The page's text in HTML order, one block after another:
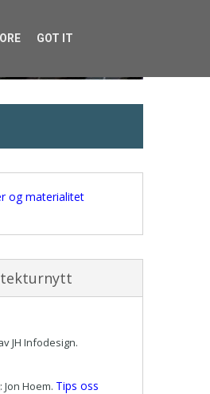
og materialitet
JH Infodesign.
Hoem. Tips oss
GOT IT